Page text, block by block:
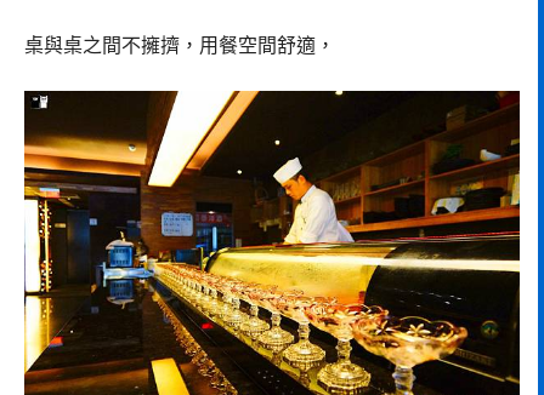
桌與桌之間不擁擠，用餐空間舒適，